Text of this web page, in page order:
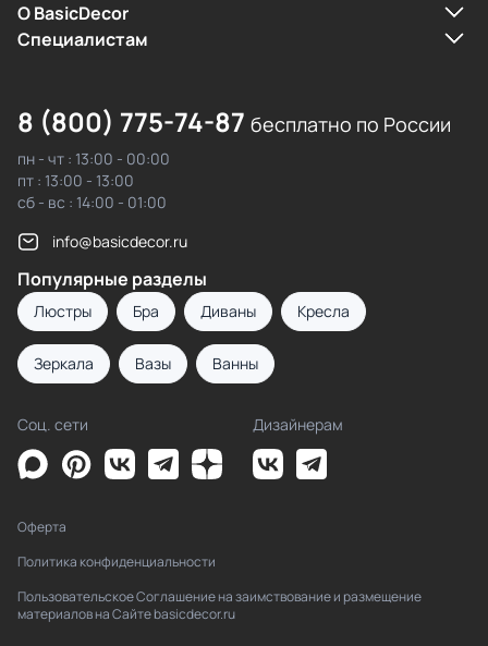
О BasicDecor
Cпециалистам
8 (800) 775-74-87 бесплатно по России
пн - чт : 13:00 - 00:00
пт : 13:00 - 13:00
сб - вс : 14:00 - 01:00
info@basicdecor.ru
Популярные разделы
Люстры Бра Диваны Кресла
Зеркала Вазы Ванны
Соц. сети Дизайнерам
Оферта
Политика конфиденциальности
Пользовательское Соглашение на заимствование и размещение
материалов на Сайте basicdecor.ru